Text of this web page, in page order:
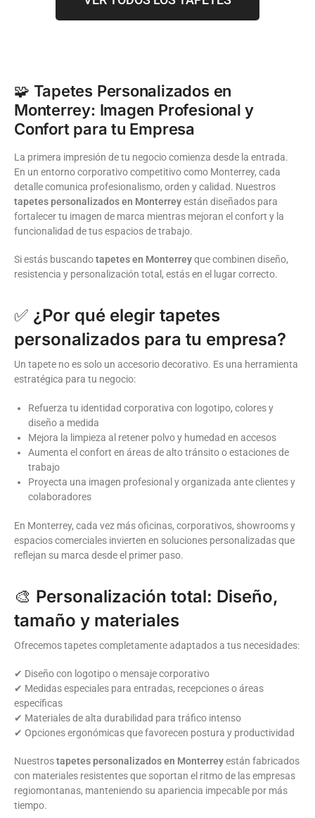
🧩 Tapetes Personalizados en
Monterrey: Imagen Profesional y
Confort para tu Empresa
La primera impresión de tu negocio comienza desde la entrada.
En un entorno corporativo competitivo como Monterrey, cada
detalle comunica profesionalismo, orden y calidad. Nuestros
tapetes personalizados en Monterreyestán diseñados para
fortalecer tu imagen de marca mientras mejoran el confort y la
funcionalidad de tus espacios de trabajo.
Si estás buscandotapetes en Monterreyque combinen diseño,
resistencia y personalización total, estás en el lugar correcto.
✅ ¿Por qué elegir tapetes
personalizados para tu empresa?
Un tapete no es solo un accesorio decorativo. Es una herramienta
estratégica para tu negocio:
Refuerza tu identidad corporativa con logotipo, colores y
diseño a medida
Mejora la limpieza al retener polvo y humedad en accesos
Aumenta el confort en áreas de alto tránsito o estaciones de
trabajo
Proyecta una imagen profesional y organizada ante clientes y
colaboradores
En Monterrey, cada vez más oficinas, corporativos, showrooms y
espacios comerciales invierten en soluciones personalizadas que
reflejan su marca desde el primer paso.
🎨 Personalización total: Diseño,
tamaño y materiales
Ofrecemos tapetes completamente adaptados a tus necesidades:
✔ Diseño con logotipo o mensaje corporativo
✔ Medidas especiales para entradas, recepciones o áreas
específicas
✔ Materiales de alta durabilidad para tráfico intenso
✔ Opciones ergonómicas que favorecen postura y productividad
Nuestrostapetes personalizados en Monterreyestán fabricados
con materiales resistentes que soportan el ritmo de las empresas
regiomontanas, manteniendo su apariencia impecable por más
tiempo.